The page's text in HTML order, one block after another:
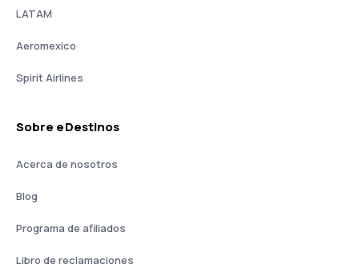
LATAM
Aeromexico
Spirit Airlines
Sobre eDestinos
Acerca de nosotros
Blog
Programa de afiliados
Libro de reclamaciones